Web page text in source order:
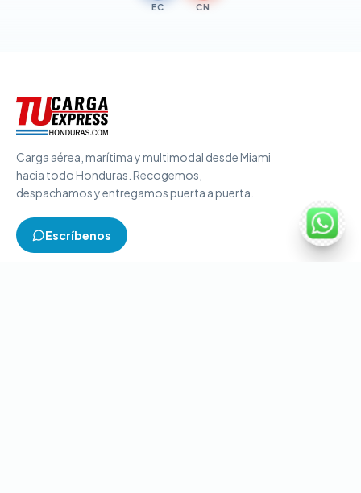
EC CN
Carga aérea, marítima y multimodal desde Miami
hacia todo Honduras. Recogemos,
despachamos y entregamos puerta a puerta.
Escríbenos